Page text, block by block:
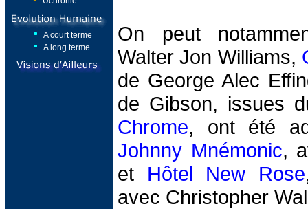
A court terme
A long terme
On peut
Walter Jon Williams,
de George Alec
de Gibson, issues
Chrome, ont été
Johnny Mnémonic,
et Hôtel New Rose
avec Christopher